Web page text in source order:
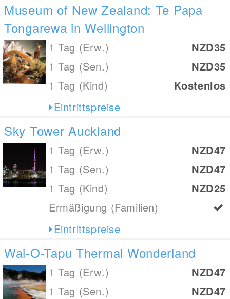
Museum of New Zealand: Te Papa
Tongarewa in Wellington
1 Tag (Erw.)
NZD35
1 Tag (Sen.)
NZD35
1 Tag (Kind)
Kostenlos
Eintrittspreise
Sky Tower Auckland
1 Tag (Erw.)
NZD47
1 Tag (Sen.)
NZD47
1 Tag (Kind)
NZD25
Ermäßigung (Familien)
Eintrittspreise
Wai-O-Tapu Thermal Wonderland
1 Tag (Erw.)
NZD47
1 Tag (Sen.)
NZD47